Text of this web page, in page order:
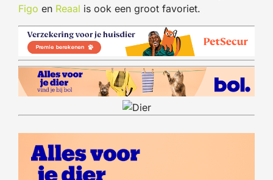
Figo en Reaal is ook een groot favoriet.